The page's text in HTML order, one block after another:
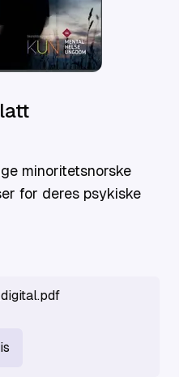
minoritetsnorske
for deres psykiske